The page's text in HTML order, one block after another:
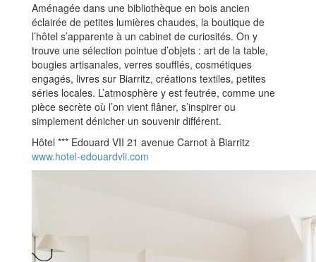
Aménagée dans une bibliothèque en bois ancien
éclairée de petites lumières chaudes, la boutique de
l’hôtel s’apparente à un cabinet de curiosités. On y
trouve une sélection pointue d’objets : art de la table,
bougies artisanales, verres soufflés, cosmétiques
engagés, livres sur Biarritz, créations textiles, petites
séries locales. L’atmosphère y est feutrée, comme une
pièce secrète où l’on vient flâner, s’inspirer ou
simplement dénicher un souvenir différent.
Hôtel *** Edouard VII 21 avenue Carnot à Biarritz
www.hotel-edouardvii.com